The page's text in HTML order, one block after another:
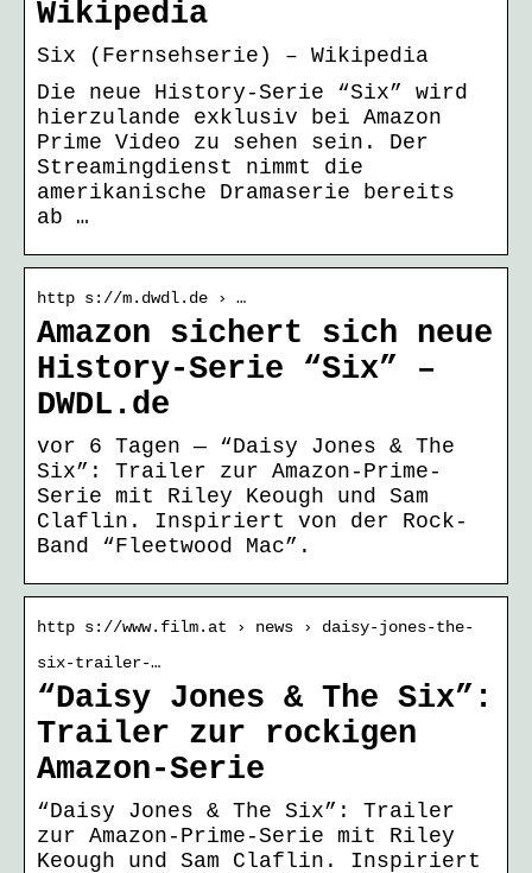
Wikipedia
Six (Fernsehserie) – Wikipedia
Die neue History-Serie “Six” wird
hierzulande exklusiv bei Amazon
Prime Video zu sehen sein. Der
Streamingdienst nimmt die
amerikanische Dramaserie bereits
ab …
http s://m.dwdl.de › …
Amazon sichert sich neue
History-Serie “Six” –
DWDL.de
vor 6 Tagen — “Daisy Jones & The
Six”: Trailer zur Amazon-Prime-
Serie mit Riley Keough und Sam
Claflin. Inspiriert von der Rock-
Band “Fleetwood Mac”.
http s://www.film.at › news › daisy-jones-the-
six-trailer-…
“Daisy Jones & The Six”:
Trailer zur rockigen
Amazon-Serie
“Daisy Jones & The Six”: Trailer
zur Amazon-Prime-Serie mit Riley
Keough und Sam Claflin. Inspiriert